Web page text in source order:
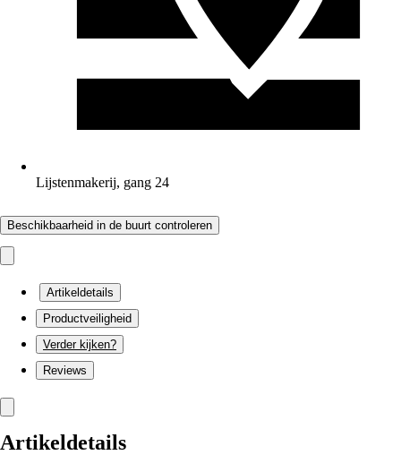
Lijstenmakerij, gang 24
Beschikbaarheid in de buurt controleren
Artikeldetails
Productveiligheid
Verder kijken?
Reviews
Artikeldetails